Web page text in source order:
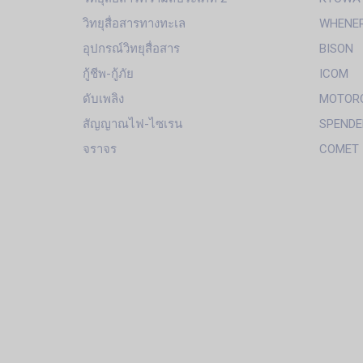
วิทยุสื่อสารทางทะเล
อุปกรณ์วิทยุสื่อสาร
กู้ชีพ-กู้ภัย
ดับเพลิง
สัญญาณไฟ-ไซเรน
จราจร
BISON
ICOM
COMET